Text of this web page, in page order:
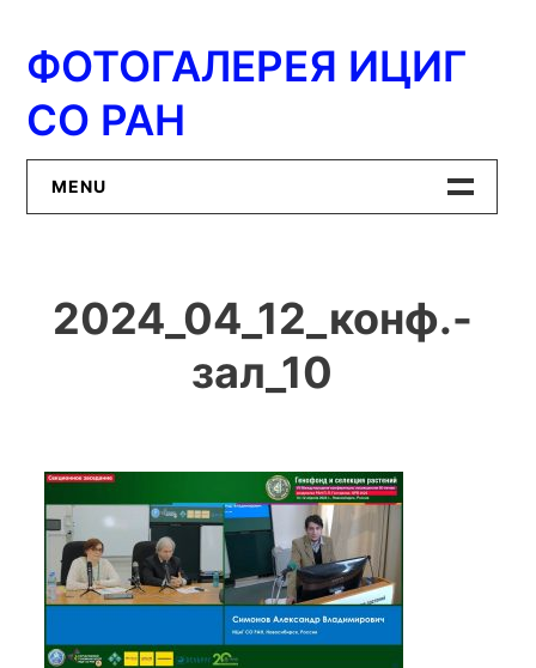
содержимому
ФОТОГАЛЕРЕЯ ИЦИГ
СО РАН
MENU
ИЦиГ СО РАН
2024_04_12_конф.-
зал_10